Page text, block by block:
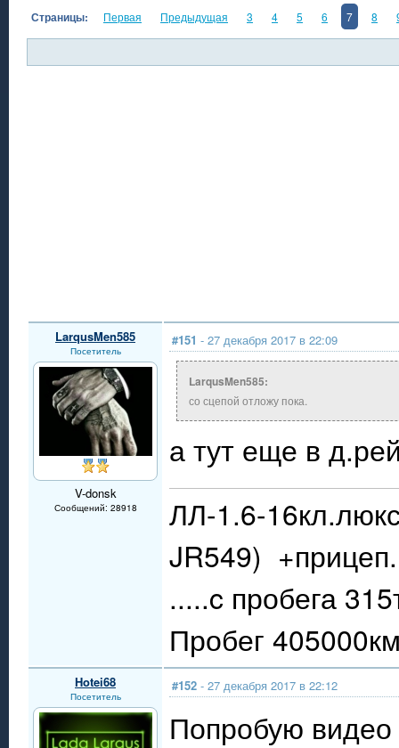
Страницы: Первая Предыдущая 3 4 5 6 7 8
LarqusMen585
Посетитель
V-donsk
Сообщений: 28918
#151 - 27 декабря 2017 в 22:09
LarqusMen585:
со сцепой отложу пока.
а тут еще в
ЛЛ-1.6-
JR549) +прицеп.
.....c пробега
Пробег
Hotei68
Посетитель
#152 - 27 декабря 2017 в 22:12
Попробую видео